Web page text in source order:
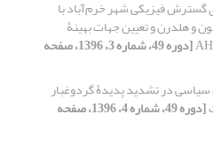
گسترش فیزیکی شهر خرم‌آباد با
و هلدرن و تعیین جهات بهینۀ
[دوره 49، شماره 3، 1396، صفحه
سیاسی در تشدید پدیدۀ گردوغبار
[دوره 49، شماره 4، 1396، صفحه